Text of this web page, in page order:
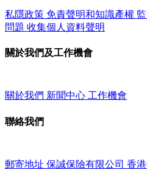
私隱政策 免責聲明和知識產權
問題 收集個人資料聲明
關於我們及工作機會
關於我們 新聞中心 工作機會
聯絡我們
郵寄地址 保誠保險有限公司 香